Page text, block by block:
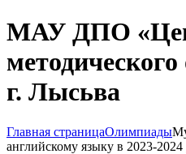
МАУ ДПО
методического
г. Лысьва
Главная страницаОлимпиады
английскому языку в 2023-